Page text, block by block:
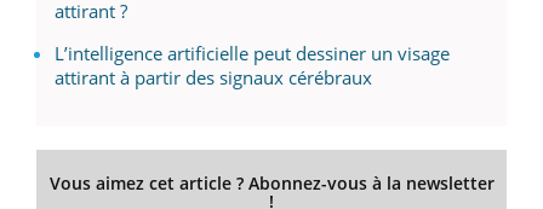
attirant ?
L’intelligence artificielle peut dessiner un visage
attirant à partir des signaux cérébraux
Vous aimez cet article ? Abonnez-vous à la newsletter
!